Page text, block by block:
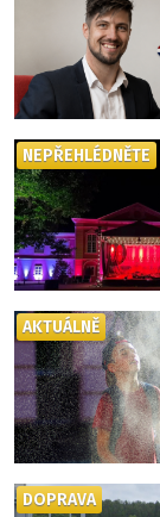
NEPŘEHLÉDNĚTE
AKTUÁLNĚ
DOPRAVA